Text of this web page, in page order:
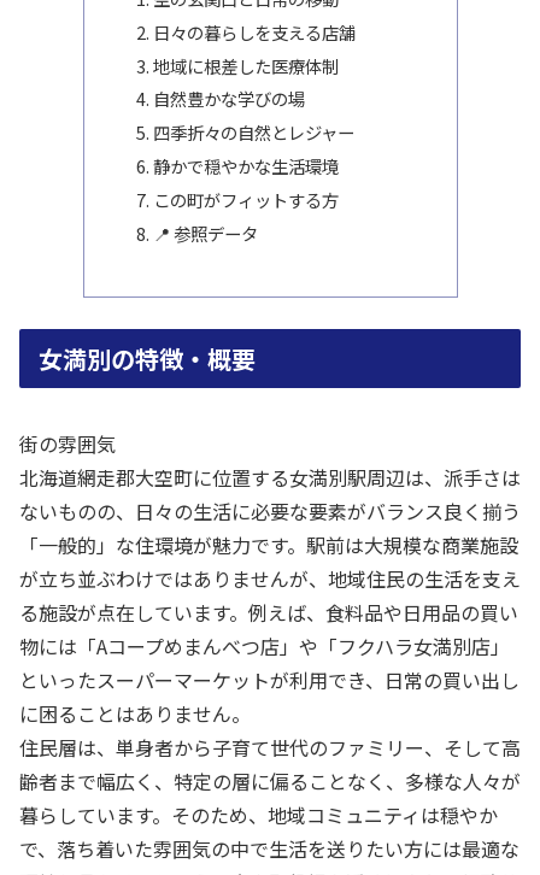
日々の暮らしを支える店舗
地域に根差した医療体制
自然豊かな学びの場
四季折々の自然とレジャー
静かで穏やかな生活環境
この町がフィットする方
📍 参照データ
女満別の特徴・概要
街の雰囲気
北海道網走郡大空町に位置する女満別駅周辺は、派手さは
ないものの、日々の生活に必要な要素がバランス良く揃う
「一般的」な住環境が魅力です。駅前は大規模な商業施設
が立ち並ぶわけではありませんが、地域住民の生活を支え
る施設が点在しています。例えば、食料品や日用品の買い
物には「Aコープめまんべつ店」や「フクハラ女満別店」
といったスーパーマーケットが利用でき、日常の買い出し
に困ることはありません。
住民層は、単身者から子育て世代のファミリー、そして高
齢者まで幅広く、特定の層に偏ることなく、多様な人々が
暮らしています。そのため、地域コミュニティは穏やか
で、落ち着いた雰囲気の中で生活を送りたい方には最適な